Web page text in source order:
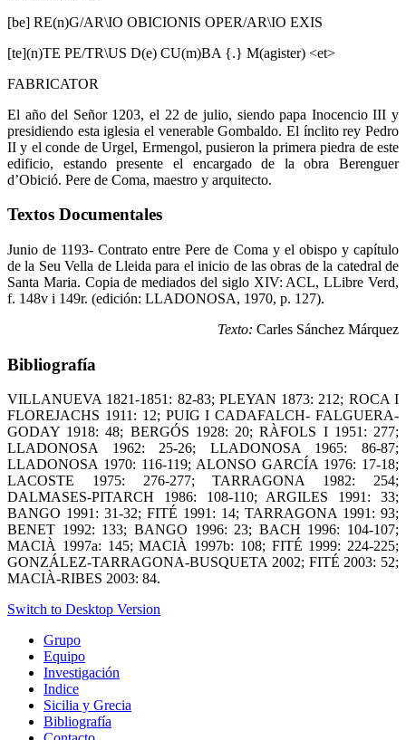
[be] RE(n)G/AR\IO OBICIONIS OPER/AR\IO EXIS
[te](n)TE PE/TR\US D(e) CU(m)BA {.} M(agister) <et>
FABRICATOR
El año del Señor 1203, el 22 de julio, siendo papa Inocencio III y
presidiendo esta iglesia el venerable Gombaldo. El ínclito rey Pedro
II y el conde de Urgel, Ermengol, pusieron la primera piedra de este
edificio, estando presente el encargado de la obra Berenguer
d’Obició. Pere de Coma, maestro y arquitecto.
Textos Documentales
Junio de 1193- Contrato entre Pere de Coma y el obispo y capítulo
de la Seu Vella de Lleida para el inicio de las obras de la catedral de
Santa Maria. Copia de mediados del siglo XIV: ACL, LLibre Verd,
f. 148v i 149r. (edición: LLADONOSA, 1970, p. 127).
Texto: Carles Sánchez Márquez
Bibliografía
VILLANUEVA 1821-1851: 82-83; PLEYAN 1873: 212; ROCA I
FLOREJACHS 1911: 12; PUIG I CADAFALCH- FALGUERA-
GODAY 1918: 48; BERGÓS 1928: 20; RÀFOLS I 1951: 277;
LLADONOSA 1962: 25-26; LLADONOSA 1965: 86-87;
LLADONOSA 1970: 116-119; ALONSO GARCÍA 1976: 17-18;
LACOSTE 1975: 276-277; TARRAGONA 1982: 254;
DALMASES-PITARCH 1986: 108-110; ARGILES 1991: 33;
BANGO 1991: 31-32; FITÉ 1991: 14; TARRAGONA 1991: 93;
BENET 1992: 133; BANGO 1996: 23; BACH 1996: 104-107;
MACIÀ 1997a: 145; MACIÀ 1997b: 108; FITÉ 1999: 224-225;
GONZÁLEZ-TARRAGONA-BUSQUETA 2002; FITÉ 2003: 52;
MACIÀ-RIBES 2003: 84.
Switch to Desktop Version
Grupo
Equipo
Investigación
Indice
Sicilia y Grecia
Bibliografía